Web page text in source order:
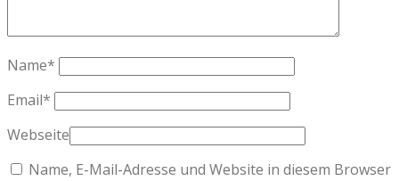
Name*
Email*
Webseite
Name, E-Mail-Adresse und Website in diesem Browser